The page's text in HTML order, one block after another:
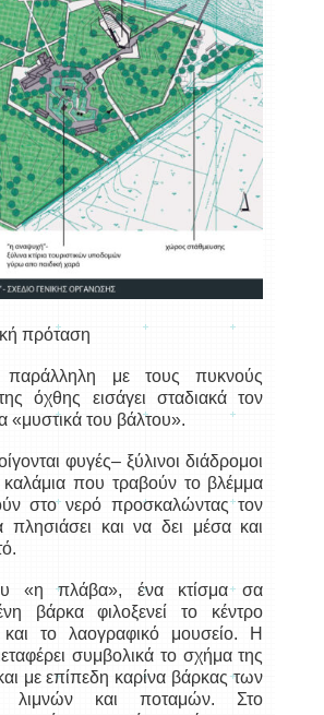
πρόταση
παράλληλη με τους πυκνούς
όχθης εισάγει σταδιακά τον
«μυστικά του βάλτου».
φυγές– ξύλινοι διάδρομοι
που τραβούν το βλέμμα
στο νερό προσκαλώντας τον
πλησιάσει και να δει μέσα και
«η πλάβα», ένα κτίσμα σα
βάρκα φιλοξενεί το κέντρο
το λαογραφικό μουσείο. Η
συμβολικά το σχήμα της
με επίπεδη καρίνα βάρκας των
λιμνών και ποταμών. Στο